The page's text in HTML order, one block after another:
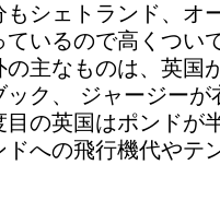
もシェトランド、オ
ているので高くつい
の主なものは、英国
ック、 ジャージーが
目の英国はポンドが
ドへの飛行機代やテ